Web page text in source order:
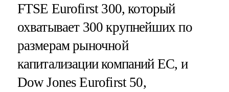
FTSE Eurofirst 300, который
охватывает 300 крупнейших по
размерам рыночной
капитализации компаний ЕС, и
Dow Jones Eurofirst 50,